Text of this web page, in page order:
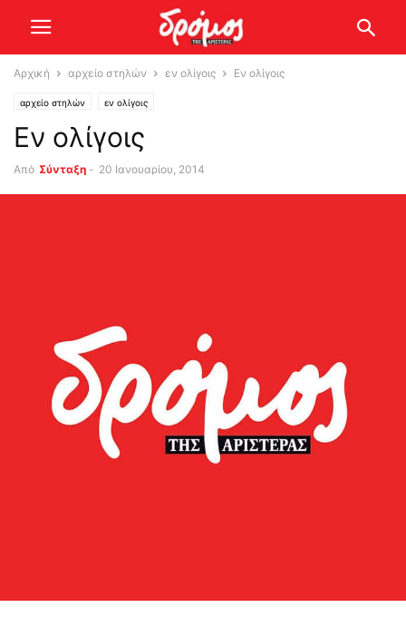
Αρχική αρχείο στηλών εν ολίγοις Εν ολίγοις
αρχείο στηλών εν ολίγοις
Εν ολίγοις
Από Σύνταξη - 20 Ιανουαρίου, 2014